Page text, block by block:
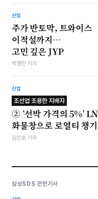
산업
주가 반토막, 트와이스
이적설까지…
고민 깊은 JYP
박형민 기자
산업
조선업 조용한 지배자
② ‘선박 가격의 5%’
화물창으로 로열티 챙
김민호 기자
삼성SDS 관련기사